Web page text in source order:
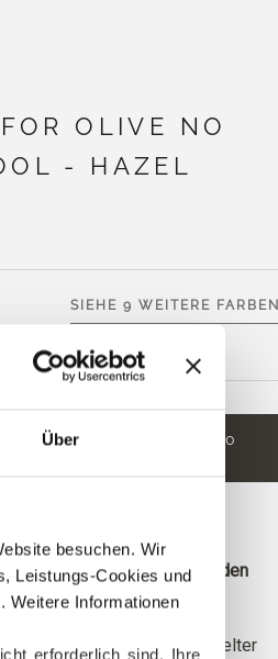
Über
besuchen. Wir
Leistungs-Cookies und
Weitere Informationen
erforderlich sind. Ihre
OLIVE NO
- HAZEL
SIEHE 9 WEITERE FARBEN
8,60
innerhalb der EU!
13 Uhr MEZ eingehen, werden
versandt.
besteht zu 50% aus recycelter